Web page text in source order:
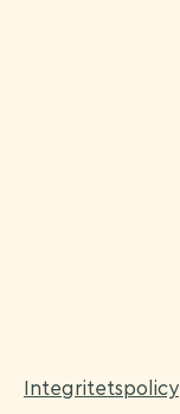
Integritetspolicy